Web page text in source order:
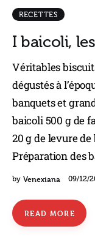
RECETTES
I baicoli,
Véritables
dégustés à
banquets et
baicoli 500 g de
20 g de levure
Préparation des
by Venexiana 09/12/
READ MORE